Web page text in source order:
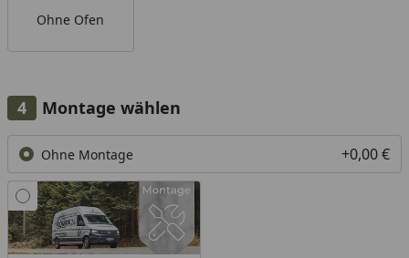
Ohne Ofen
Montage wählen
Ohne Montage +0,00 €